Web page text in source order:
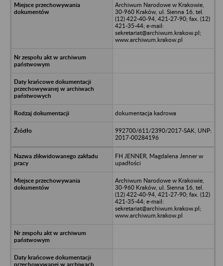
Archiwum Narodowe w Krakowie,
30-960 Kraków, ul. Sienna 16, tel.
(12) 422-40-94, 421-27-90; fax. (12)
421-35-44; e-mail:
sekretariat@archiwum.krakow.pl;
www.archiwum.krakow.pl
dokumentacja kadrowa
992700/611/2390/2017-SAK, UNP:
2017-00284196
FH JENNER, Magdalena Jenner w
upadłości
Archiwum Narodowe w Krakowie,
30-960 Kraków, ul. Sienna 16, tel.
(12) 422-40-94, 421-27-90; fax. (12)
421-35-44; e-mail:
sekretariat@archiwum.krakow.pl;
www.archiwum.krakow.pl